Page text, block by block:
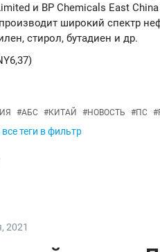
и BP Chemicals East
производит широкий спектр
стирол, бутадиен и др.
#АБС #КИТАЙ #НОВОСТЬ #ПС #
теги в фильтр
, 2021